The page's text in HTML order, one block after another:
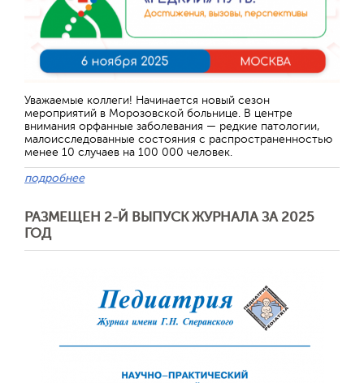
Уважаемые коллеги! Начинается новый сезон
мероприятий в Морозовской больнице. В центре
внимания орфанные заболевания — редкие патологии,
малоисследованные состояния с распространенностью
менее 10 случаев на 100 000 человек.
подробнее
РАЗМЕЩЕН 2-Й ВЫПУСК ЖУРНАЛА ЗА 2025
ГОД